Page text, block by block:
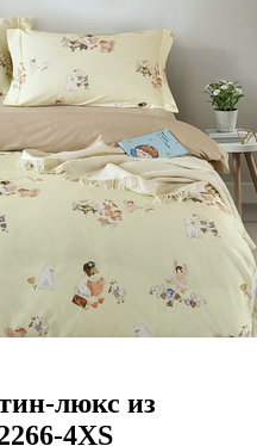
люкс из
4XS